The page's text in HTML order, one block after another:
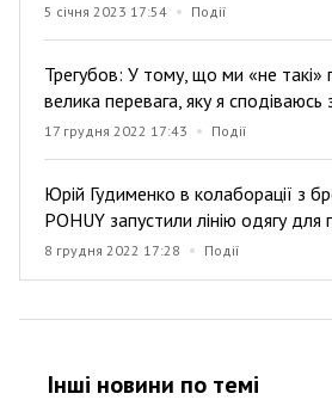
5 січня 2023 17:54 Події
Трегубов: У тому, що ми «не такі»
велика перевага, яку я сподіваюсь
17 грудня 2022 17:43 Події
Юрій Гудименко в колаборації з
POHUY запустили лінію одягу для
8 грудня 2022 17:28 Події
Інші новини по темi